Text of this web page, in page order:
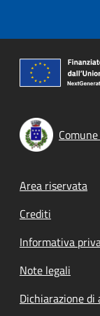
Footer
Area riservata
Crediti
Informativa
Note legali
Dichiarazione di